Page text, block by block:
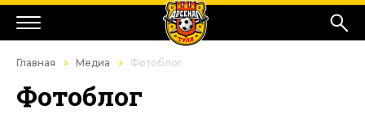
Главная Медиа Фотоблог
Фотоблог